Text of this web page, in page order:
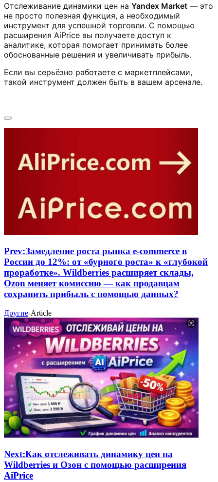
Отслеживание динамики цен на Yandex Market — это
не просто полезная функция, а необходимый
инструмент для успешной торговли. С помощью
расширения AiPrice вы получаете доступ к
аналитике, которая помогает принимать более
обоснованные решения и увеличивать прибыль.
Если вы серьёзно работаете с маркетплейсами,
такой инструмент должен быть в вашем арсенале.
Prev:Замедление роста рынка e-commerce в
России до 12%: от «бурного роста» к «глубокой
проработке». Wildberries расширяет склады,
Ozon меняет комиссию — как продавцам
сохранить прибыль с помощью данных?
Другие-Article
Next:Как отслеживать динамику цен на
Wildberries и Озон с помощью расширения
AiPrice